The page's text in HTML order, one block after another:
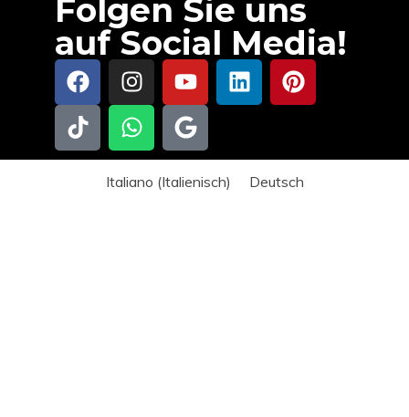
Folgen Sie uns
auf Social Media!
Italiano (Italienisch) Deutsch